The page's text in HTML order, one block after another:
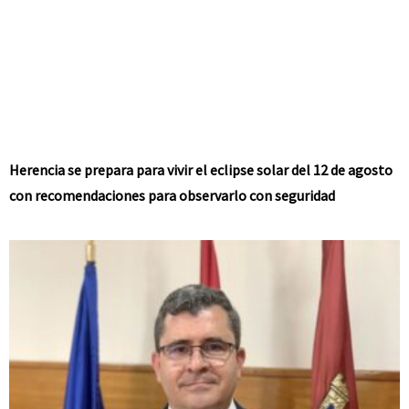
Herencia se prepara para vivir el eclipse solar del 12 de agosto
con recomendaciones para observarlo con seguridad